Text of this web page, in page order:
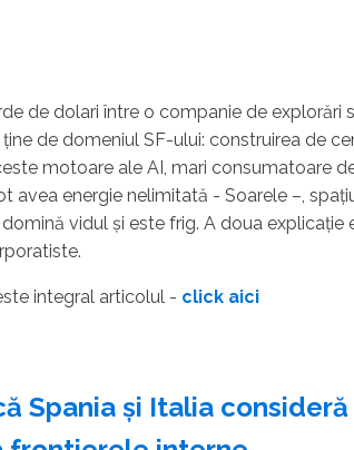
de dolari între o companie de explorări
de do­me­niul SF-ului: construirea de
motoare ale AI, mari consumatoare
avea energie nelimitată - Soarele –,
vidul şi este frig. A doua explicaţie
integral articolul - click aici
Spania şi Italia consideră